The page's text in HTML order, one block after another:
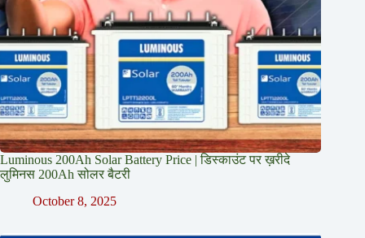
Luminous 200Ah Solar Battery Price​ | डिस्काउंट पर ख़रीदे
लुमिनस 200Ah सोलर बैटरी
October 8, 2025